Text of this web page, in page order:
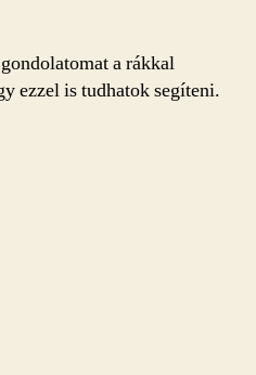
a rákkal
ezzel is tudhatok segíteni.